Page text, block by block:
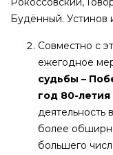
Будённый. Устинов
Совместно с
ежегодное
судьбы –
год 80-
деятельность
более
большего